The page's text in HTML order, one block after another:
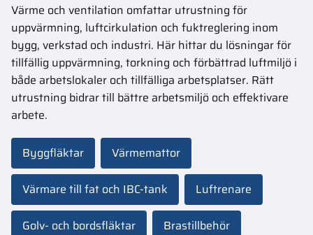
Värme och ventilation omfattar utrustning för
uppvärmning, luftcirkulation och fuktreglering inom
bygg, verkstad och industri. Här hittar du lösningar för
tillfällig uppvärmning, torkning och förbättrad luftmiljö i
både arbetslokaler och tillfälliga arbetsplatser. Rätt
utrustning bidrar till bättre arbetsmiljö och effektivare
arbete.
Byggfläktar Värmemattor
Värmare till fat och IBC-tank Luftrenare
Golv- och bordsfläktar Brastillbehör